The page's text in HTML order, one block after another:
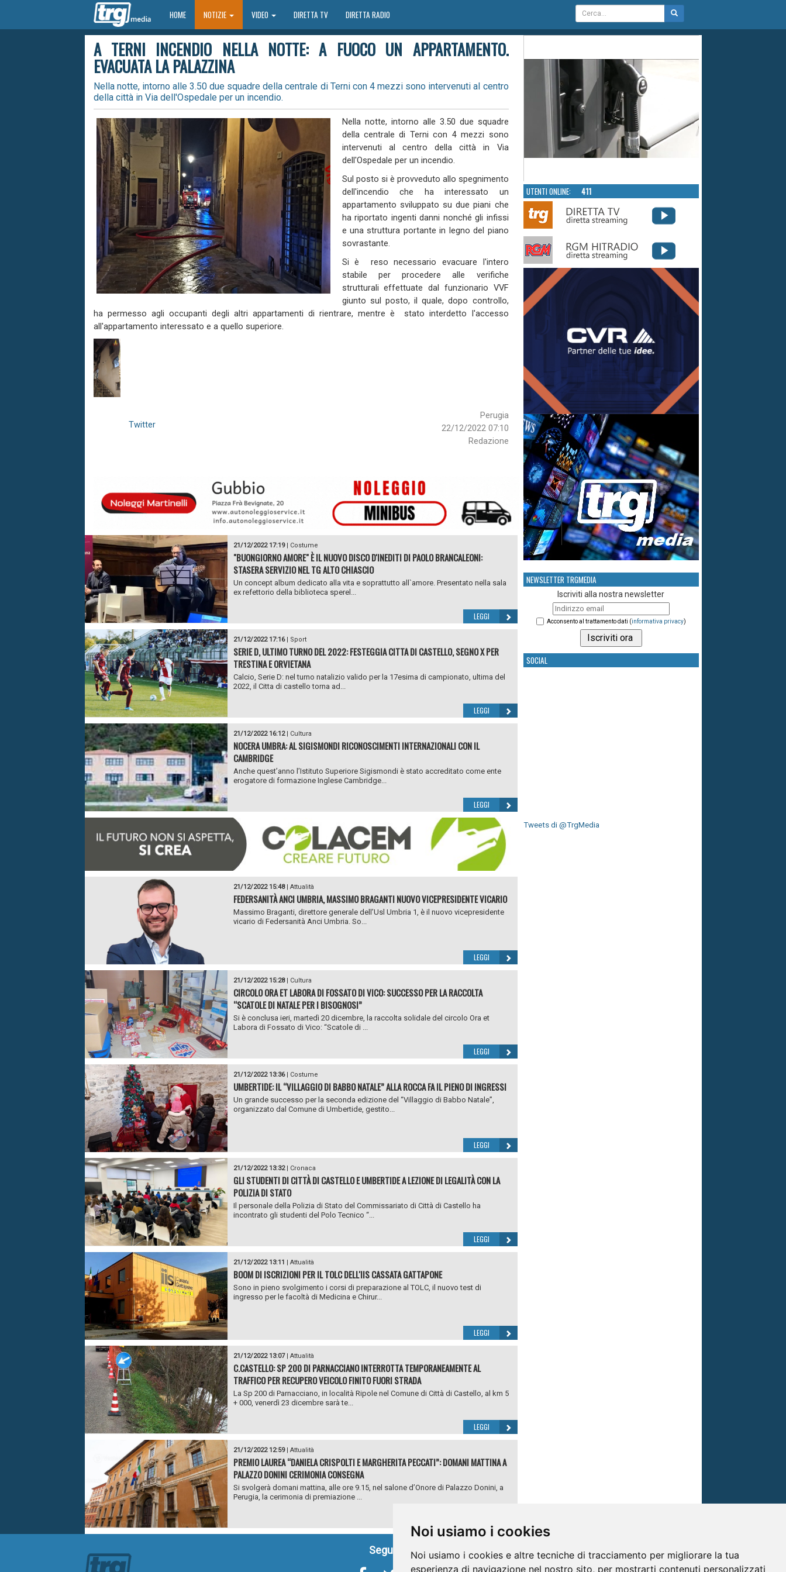
Noi usiamo i cookies
Noi usiamo i cookies e altre tecniche di tracciamento per migliorare la tua
esperienza di navigazione nel nostro sito, per mostrarti contenuti personalizzati
HOMEHOME NOTIZIE VIDEO DIRETTA TV DIRETTA RADIO
A TERNI INCENDIO NELLA NOTTE: A FUOCO UN APPARTAMENTO.
EVACUATA LA PALAZZINA
Nella notte, intorno alle 3.50 due squadre della centrale di Terni con 4 mezzi sono intervenuti al centro
della città in Via dell'Ospedale per un incendio.
Nella notte, intorno alle 3.50 due squadre
della centrale di Terni con 4 mezzi sono
intervenuti al centro della città in Via
dell'Ospedale per un incendio.
Sul posto si è provveduto allo spegnimento
dell'incendio che ha interessato un
appartamento sviluppato su due piani che
ha riportato ingenti danni nonché gli infissi
e una struttura portante in legno del piano
sovrastante.
Si è reso necessario evacuare l'intero
stabile per procedere alle verifiche
strutturali effettuate dal funzionario VVF
giunto sul posto, il quale, dopo controllo,
ha permesso agli occupanti degli altri appartamenti di rientrare, mentre è stato interdetto l'accesso
all'appartamento interessato e a quello superiore.
Perugia
22/12/2022 07:10
Redazione
Twitter
21/12/2022 17:19| Costume
"BUONGIORNO AMORE" È IL NUOVO DISCO D'INEDITI DI PAOLO BRANCALEONI:
STASERA SERVIZIO NEL TG ALTO CHIASCIO
Un concept album dedicato alla vita e soprattutto all`amore. Presentato nella sala
ex refettorio della biblioteca sperel...
LEGGI
21/12/2022 17:16| Sport
SERIE D, ULTIMO TURNO DEL 2022: FESTEGGIA CITTA DI CASTELLO, SEGNO X PER
TRESTINA E ORVIETANA
Calcio, Serie D: nel turno natalizio valido per la 17esima di campionato, ultima del
2022, il Citta di castello torna ad...
LEGGI
21/12/2022 16:12| Cultura
NOCERA UMBRA: AL SIGISMONDI RICONOSCIMENTI INTERNAZIONALI CON IL
CAMBRIDGE
Anche quest’anno l’Istituto Superiore Sigismondi è stato accreditato come ente
erogatore di formazione Inglese Cambridge...
LEGGI
21/12/2022 15:48| Attualità
FEDERSANITÀ ANCI UMBRIA, MASSIMO BRAGANTI NUOVO VICEPRESIDENTE VICARIO
Massimo Braganti, direttore generale dell’Usl Umbria 1, è il nuovo vicepresidente
vicario di Federsanità Anci Umbria. So...
LEGGI
21/12/2022 15:28| Cultura
CIRCOLO ORA ET LABORA DI FOSSATO DI VICO: SUCCESSO PER LA RACCOLTA
“SCATOLE DI NATALE PER I BISOGNOSI”
Si è conclusa ieri, martedì 20 dicembre, la raccolta solidale del circolo Ora et
Labora di Fossato di Vico: “Scatole di ...
LEGGI
21/12/2022 13:36| Costume
UMBERTIDE: IL “VILLAGGIO DI BABBO NATALE” ALLA ROCCA FA IL PIENO DI INGRESSI
Un grande successo per la seconda edizione del “Villaggio di Babbo Natale”,
organizzato dal Comune di Umbertide, gestito...
LEGGI
21/12/2022 13:32| Cronaca
GLI STUDENTI DI CITTÀ DI CASTELLO E UMBERTIDE A LEZIONE DI LEGALITÀ CON LA
POLIZIA DI STATO
Il personale della Polizia di Stato del Commissariato di Città di Castello ha
incontrato gli studenti del Polo Tecnico “...
LEGGI
21/12/2022 13:11 | Attualità
BOOM DI ISCRIZIONI PER IL TOLC DELL'IIS CASSATA GATTAPONE
Sono in pieno svolgimento i corsi di preparazione al TOLC, il nuovo test di
ingresso per le facoltà di Medicina e Chirur...
LEGGI
21/12/2022 13:07| Attualità
C.CASTELLO: SP 200 DI PARNACCIANO INTERROTTA TEMPORANEAMENTE AL
TRAFFICO PER RECUPERO VEICOLO FINITO FUORI STRADA
La Sp 200 di Parnacciano, in località Ripole nel Comune di Città di Castello, al km 5
+ 000, venerdì 23 dicembre sarà te...
LEGGI
21/12/2022 12:59| Attualità
PREMIO LAUREA “DANIELA CRISPOLTI E MARGHERITA PECCATI”: DOMANI MATTINA A
PALAZZO DONINI CERIMONIA CONSEGNA
Si svolgerà domani mattina, alle ore 9.15, nel salone d’Onore di Palazzo Donini, a
Perugia, la cerimonia di premiazione ...
UTENTI ONLINE: 411
NEWSLETTER TRGMEDIA
Iscriviti alla nostra newsletter
Acconsento al trattamento dati (informativa privacy)
SOCIAL
Tweets di @TrgMedia
Seguici su